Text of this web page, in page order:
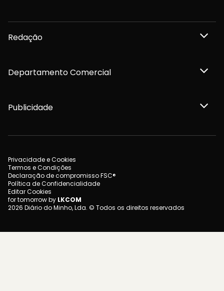
Redação
Departamento Comercial
Publicidade
Privacidade e Cookies
Termos e Condições
Declaração de compromisso FSC®
Política de Confidencialidade
Editar Cookies
for tomorrow by LKCOM
2026 Diário do Minho, Lda. © Todos os direitos reservados